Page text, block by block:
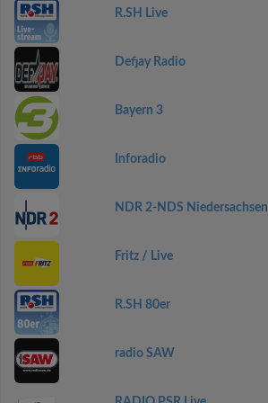
R.SH Live
Defjay Radio
Bayern 3
Inforadio
NDR 2-NDS Niedersachsen
Fritz / Live
R.SH 80er
radio SAW